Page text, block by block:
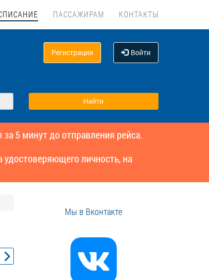
ПАССАЖИРАМ КОНТАКТЫ
Регистрация Войти
5 минут до отправления рейса.
личность, на
Мы в Вконтакте